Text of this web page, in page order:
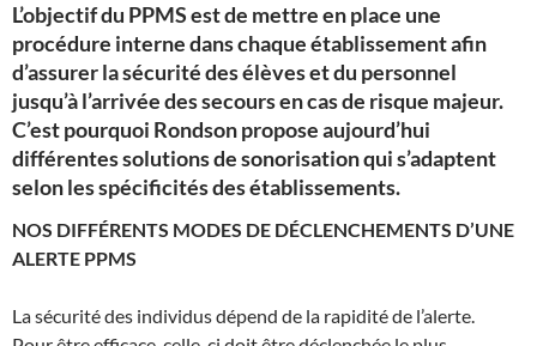
L’objectif du PPMS est de mettre en place une
procédure interne dans chaque établissement afin
d’assurer la sécurité des élèves et du personnel
jusqu’à l’arrivée des secours en cas de risque majeur.
C’est pourquoi Rondson propose aujourd’hui
différentes solutions de sonorisation qui s’adaptent
selon les spécificités des établissements.
NOS DIFFÉRENTS MODES DE DÉCLENCHEMENTS D’UNE
ALERTE PPMS
La sécurité des individus dépend de la rapidité de l’alerte.